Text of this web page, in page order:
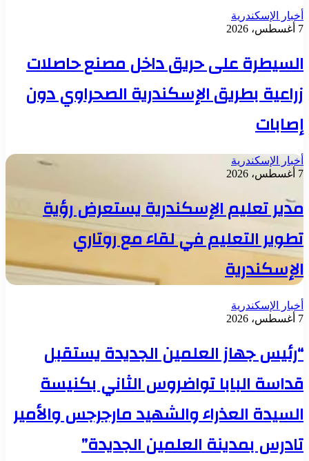
أخبار الإسكندرية
7 أغسطس، 2026
السيطرة على حريق داخل مصنع حاصلات
زراعية بطريق الإسكندرية الصحراوي دون
إصابات
أخبار الإسكندرية
7 أغسطس، 2026
مدير تعليم الإسكندرية يستعرض رؤية
تطوير التعليم في لقاء مع روتاري
الإسكندرية
أخبار الإسكندرية
7 أغسطس، 2026
“رئيس جهاز العلمين الجديدة يستقبل
قداسة البابا تواضروس الثاني بكنيسة
السيدة العذراء والشهيد مارجرجس والأمير
تادرس بمدينة العلمين الجديدة”